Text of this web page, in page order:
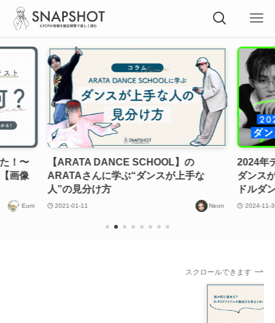
！〜
画像
Eum
【ARATA DANCE SCHOOL】の
ARATAさんに学ぶ“ダンスが上手な
人”の見分け方
2021-01-11 Neon
2024年
ダンス
ドルダ
2024-11-
スクロールできます